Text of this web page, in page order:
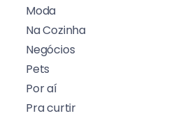
Moda
Na Cozinha
Negócios
Pets
Por aí
Pra curtir